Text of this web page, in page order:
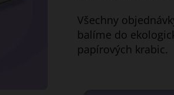
Všechny
balíme do
papírových krabic.